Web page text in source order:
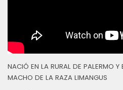
NACIÓ EN LA RURAL DE PALERMO
MACHO DE LA RAZA LIMANGUS